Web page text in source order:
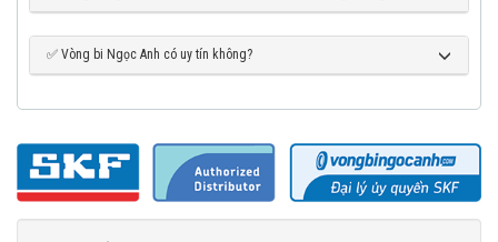
✅ Vòng bi Ngọc Anh có uy tín không?